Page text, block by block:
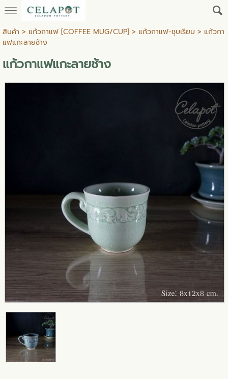
สินค้า > แก้วกาแฟ [COFFEE MUG/CUP]> แก้วกาแฟ-ชุบเรียบ > แก้วกา
แฟแกะลายช้าง
แก้วกาแฟแกะลายช้าง